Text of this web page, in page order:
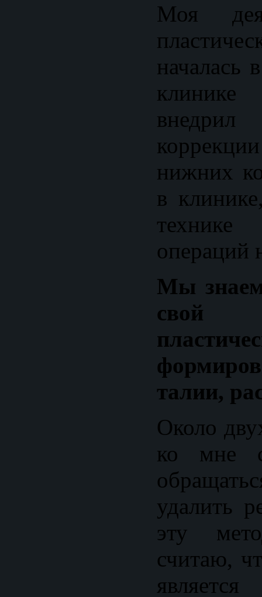
Моя
началась
нижних
в
операций
Мы
талии,
Около
ко мне
удалить
эту
считаю,